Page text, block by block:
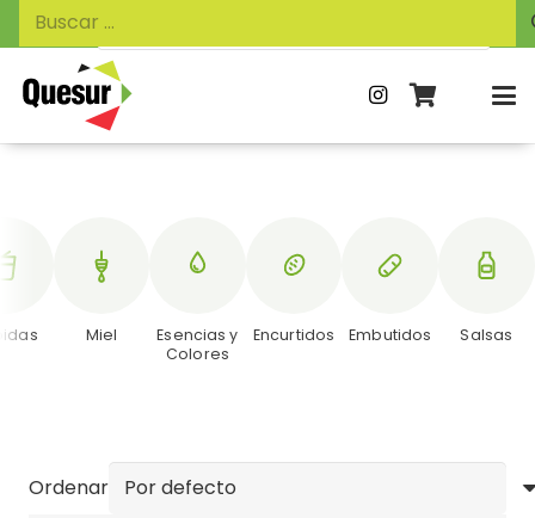
de
productos
Buscar:
Miel
Esencias y
Colores
Encurtidos Embutidos Salsas
Ordenar